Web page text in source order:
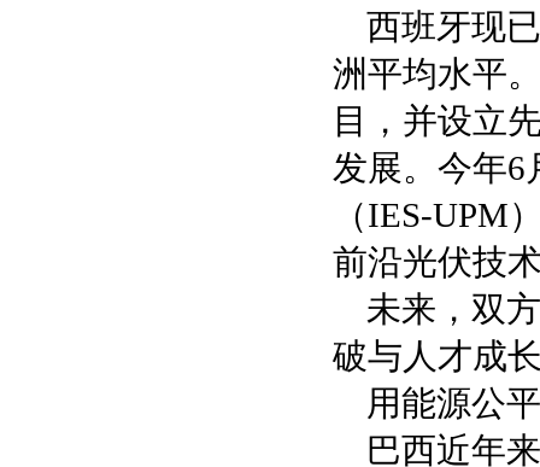
西班牙现
洲平均水平
目，并设立
发展。今年6
（IES-UPM
前沿光伏技
未来，双
破与人才成
用能源公
巴西近年